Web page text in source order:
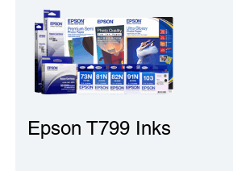
Epson T799 Inks